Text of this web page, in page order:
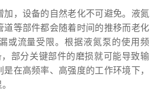
，设备的自然老化不可避免。液氮
道等部件都会随着时间的推移而老化
或流量受限。根据液氮泵的使用频
部分关键部件的磨损就可能导致输
在高频率、高强度的工作环境下，